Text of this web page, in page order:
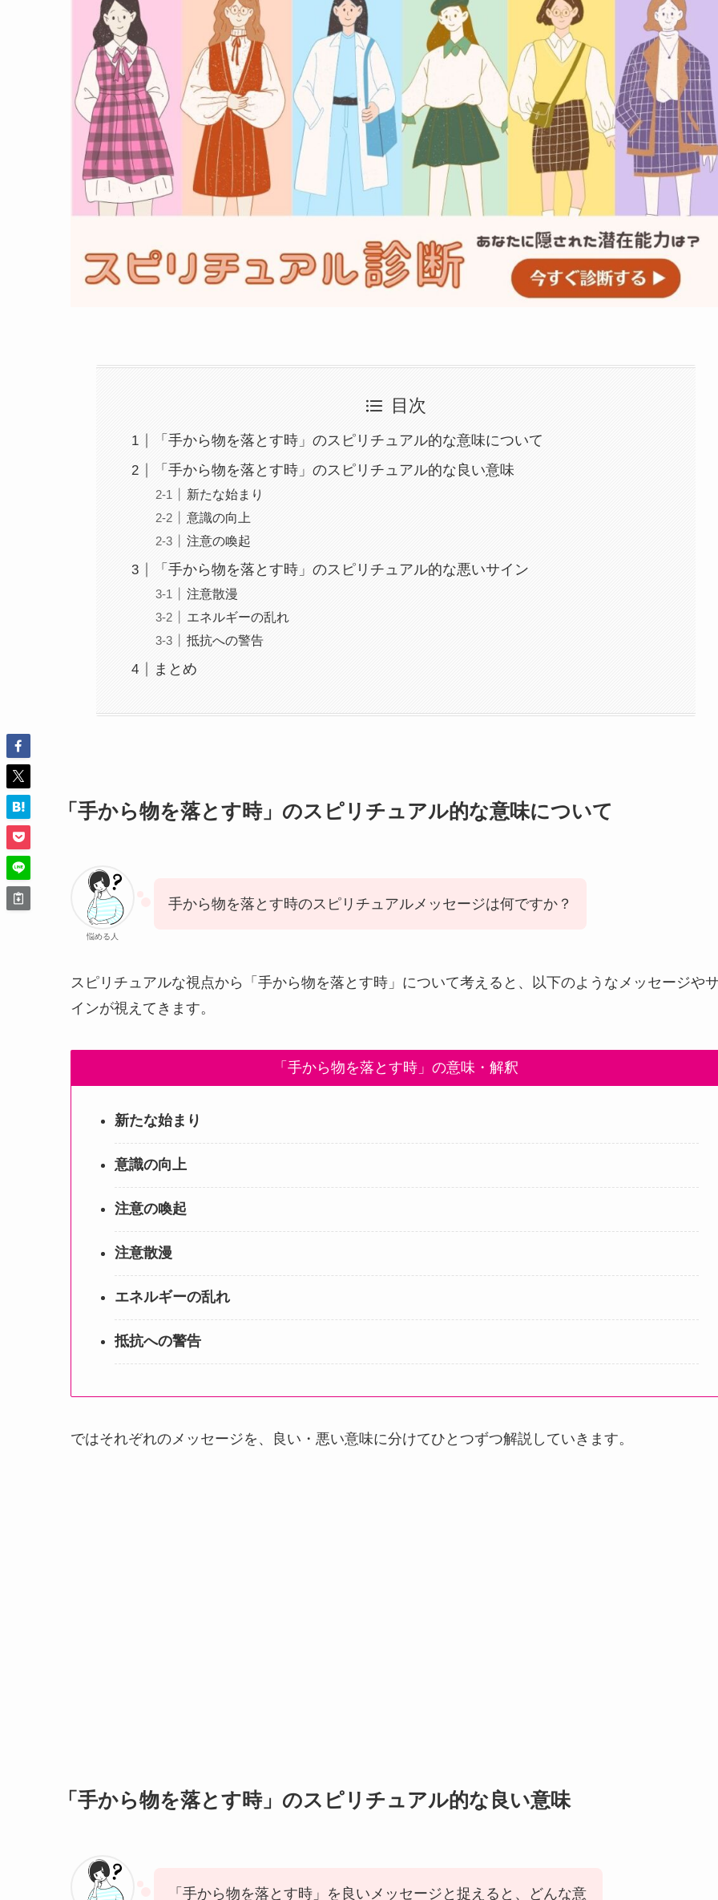
目次
「手から物を落とす時」のスピリチュアル的な意味について
「手から物を落とす時」のスピリチュアル的な良い意味
新たな始まり
意識の向上
注意の喚起
「手から物を落とす時」のスピリチュアル的な悪いサイン
注意散漫
エネルギーの乱れ
抵抗への警告
まとめ
「手から物を落とす時」のスピリチュアル的な意味について
悩める人
手から物を落とす時のスピリチュアルメッセージは何ですか？
スピリチュアルな視点から「手から物を落とす時」について考えると、以下のようなメッセージや
インが視えてきます。
「手から物を落とす時」の意味・解釈
新たな始まり
意識の向上
注意の喚起
注意散漫
エネルギーの乱れ
抵抗への警告
ではそれぞれのメッセージを、良い・悪い意味に分けてひとつずつ解説していきます。
「手から物を落とす時」のスピリチュアル的な良い意味
「手から物を落とす時」を良いメッセージと捉えると、どんな意